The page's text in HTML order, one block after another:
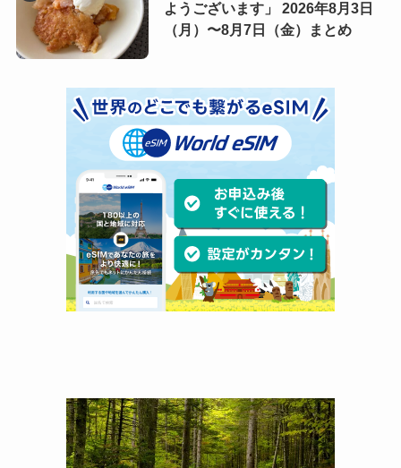
ようございます」 2026年8月3日
（月）〜8月7日（金）まとめ